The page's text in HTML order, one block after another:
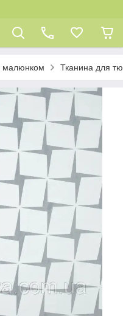
малюнком Тканина для